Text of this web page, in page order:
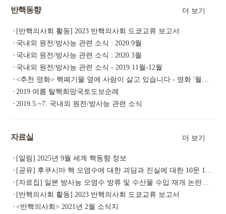
반핵동향
[반핵의사회 활동] 2023 반핵의사회 도쿄교류 보고서
국내외 원전/방사능 관련 소식 : 2020.9월
국내외 원전/방사능 관련 소식 : 2020.3월
국내외 원전/방사능 관련 소식 - 2019.11월-12월
2019 여름 탈핵희망국토도보순례
2019.5.~7. 국내외 원전/방사능 관련 소식
더 보기
자료실
[알림] 2025년 9월 세계 핵동향 정보
[반핵의사회 활동] 2023 반핵의사회 도쿄교류 보고서
<반핵의사회> 2021년 2월 소식지
더 보기